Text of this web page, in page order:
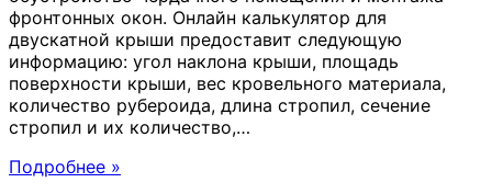
фронтонных окон. Онлайн калькулятор для
двускатной крыши предоставит следующую
информацию: угол наклона крыши, площадь
поверхности крыши, вес кровельного материала,
количество рубероида, длина стропил, сечение
стропил и их количество,…
Подробнее »